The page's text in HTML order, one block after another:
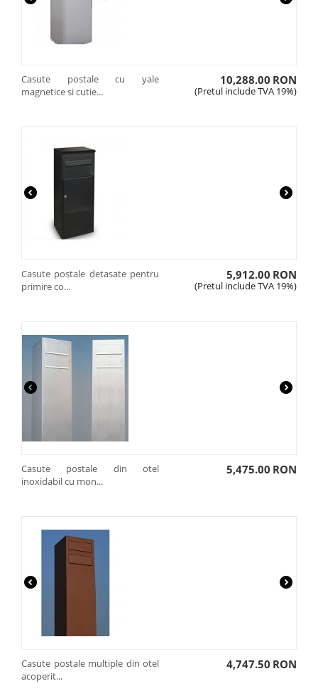
Casute postale cu yale
magnetice si cutie...
10,288.00 RON
(Pretul include TVA 19%)
Casute postale detasate pentru
primire co...
5,912.00 RON
(Pretul include TVA 19%)
Casute postale din otel
inoxidabil cu mon...
5,475.00 RON
Casute postale multiple din otel
acoperit...
4,747.50 RON